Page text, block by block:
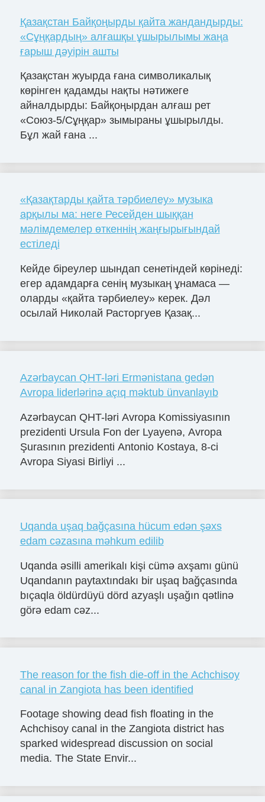
Қазақстан Байқоңырды қайта жандандырды:
«Сұңқардың» алғашқы ұшырылымы жаңа
ғарыш дәуірін ашты
Қазақстан жуырда ғана символикалық
көрінген қадамды нақты нәтижеге
айналдырды: Байқоңырдан алғаш рет
«Союз-5/Сұңқар» зымыраны ұшырылды.
Бұл жай ғана ...
«Қазақтарды қайта тәрбиелеу» музыка
арқылы ма: неге Ресейден шыққан
мәлімдемелер өткеннің жаңғырығындай
естіледі
Кейде біреулер шындап сенетіндей көрінеді:
егер адамдарға сенің музыкаң ұнамаса —
оларды «қайта тәрбиелеу» керек. Дәл
осылай Николай Расторгуев Қазақ...
Azərbaycan QHT-ləri Ermənistana gedən
Avropa liderlərinə açıq məktub ünvanlayıb
Azərbaycan QHT-ləri Avropa Komissiyasının
prezidenti Ursula Fon der Lyayenə, Avropa
Şurasının prezidenti Antonio Kostaya, 8-ci
Avropa Siyasi Birliyi ...
Uqanda uşaq bağçasına hücum edən şəxs
edam cəzasına məhkum edilib
Uqanda əsilli amerikalı kişi cümə axşamı günü
Uqandanın paytaxtındakı bir uşaq bağçasında
bıçaqla öldürdüyü dörd azyaşlı uşağın qətlinə
görə edam cəz...
The reason for the fish die-off in the Achchisoy
canal in Zangiota has been identified
Footage showing dead fish floating in the
Achchisoy canal in the Zangiota district has
sparked widespread discussion on social
media. The State Envir...